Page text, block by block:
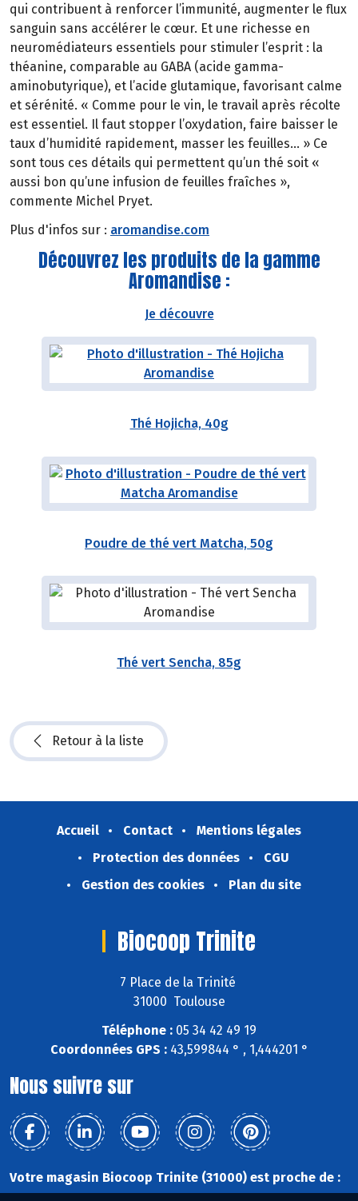
qui contribuent à renforcer l’immunité, augmenter le flux
sanguin sans accélérer le cœur. Et une richesse en
neuromédiateurs essentiels pour stimuler l’esprit : la
théanine, comparable au GABA (acide gamma-
aminobutyrique), et l’acide glutamique, favorisant calme
et sérénité. « Comme pour le vin, le travail après récolte
est essentiel. Il faut stopper l’oxydation, faire baisser le
taux d’humidité rapidement, masser les feuilles… » Ce
sont tous ces détails qui permettent qu’un thé soit «
aussi bon qu’une infusion de feuilles fraîches »,
commente Michel Pryet.
Plus d'infos sur : aromandise.com
Découvrez les produits de la gamme
Aromandise :
Je découvre
Thé Hojicha, 40g
Poudre de thé vert Matcha, 50g
Thé vert Sencha, 85g
Retour à la liste
Accueil Contact
Mentions légales
Protection des données
CGU
Gestion des cookies
Plan du site
Biocoop Trinite
7 Place de la Trinité
31000 Toulouse
Téléphone : 05 34 42 49 19
Coordonnées GPS :43,599844 ° , 1,444201 °
Nous suivre sur
Votre magasin Biocoop Trinite (31000) est proche de :